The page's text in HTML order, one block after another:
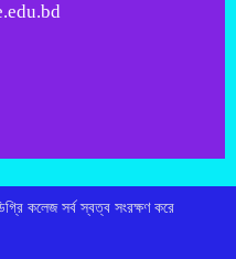
কলেজ সর্ব স্বত্ব সংরক্ষণ করে